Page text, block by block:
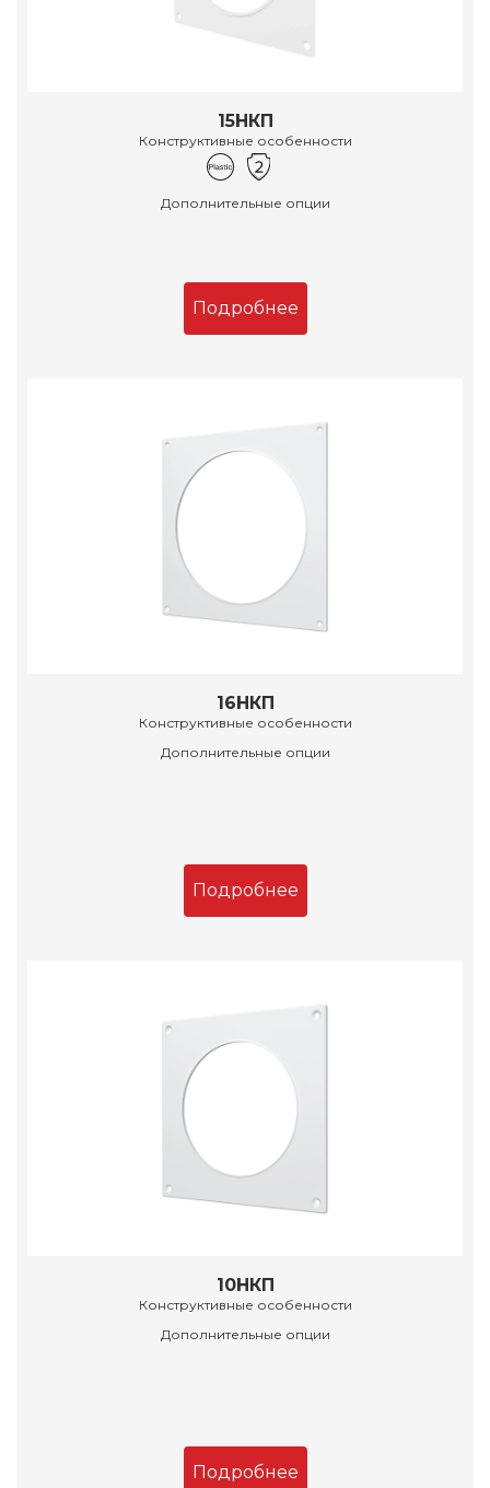
15НКП
Конструктивные особенности
Дополнительные опции
Подробнее
16НКП
Конструктивные особенности
Дополнительные опции
Подробнее
10НКП
Конструктивные особенности
Дополнительные опции
Подробнее